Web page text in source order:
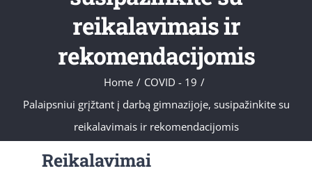
reikalavimais ir
rekomendacijomis
Home / COVID - 19 /
Palaipsniui grįžtant į darbą gimnazijoje, susipažinkite su
reikalavimais ir rekomendacijomis
Reikalavimai